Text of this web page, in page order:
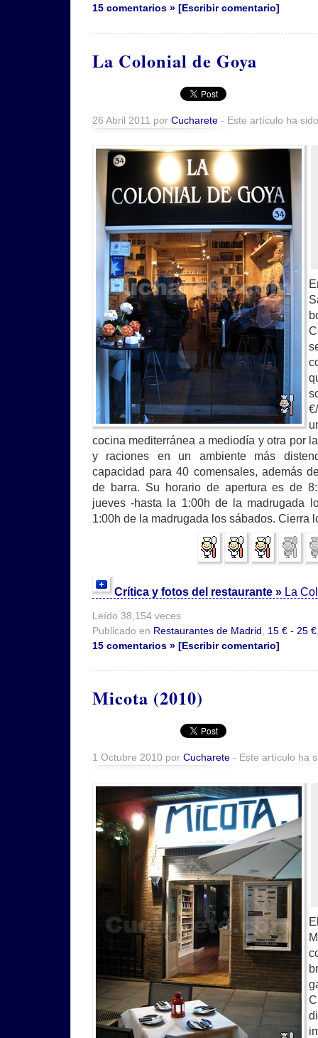
15 comentarios » [Escribir comentario]
La Colonial de Goya
26 Abril 2011 por Cucharete - Este artículo ha
cocina mediterránea a mediodía y otra por
y raciones en un ambiente más
capacidad para 40 comensales, además
de barra. Su horario de apertura es de
jueves -hasta la 1:00h de la madrugada
1:00h de la madrugada los sábados. Cierra
Crítica y fotos del restaurante » La
Leído 38,154 veces
Publicado en Restaurantes de Madrid 15 € - 25 €
15 comentarios » [Escribir comentario]
Micota (2010)
1 Octubre 2010 por Cucharete - Este artículo ha